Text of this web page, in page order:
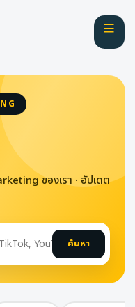
ของเรา · อัปเดต
ค้นหา